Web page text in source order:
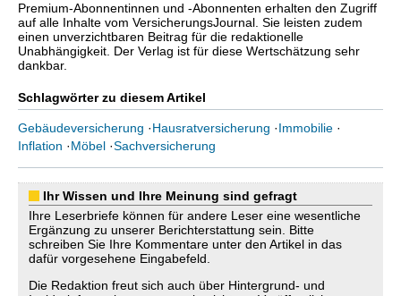
Premium-Abonnentinnen und -Abonnenten erhalten den Zugriff
auf alle Inhalte vom VersicherungsJournal. Sie leisten zudem
einen unverzichtbaren Beitrag für die redaktionelle
Unabhängigkeit. Der Verlag ist für diese Wertschätzung sehr
dankbar.
Schlagwörter zu diesem Artikel
Gebäudeversicherung ·Hausratversicherung ·Immobilie ·
Inflation ·Möbel ·Sachversicherung
Ihr Wissen und Ihre Meinung sind gefragt
Ihre Leserbriefe können für andere Leser eine wesentliche
Ergänzung zu unserer Berichterstattung sein. Bitte
schreiben Sie Ihre Kommentare unter den Artikel in das
dafür vorgesehene Eingabefeld.
Die Redaktion freut sich auch über Hintergrund- und